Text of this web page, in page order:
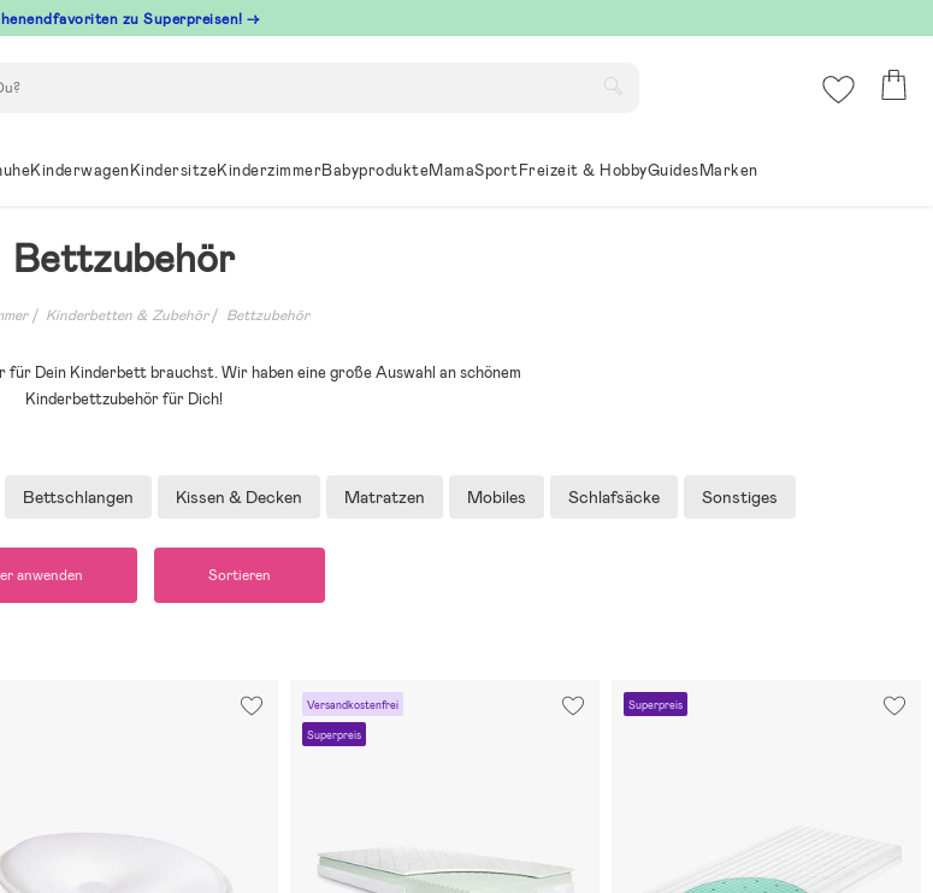
zu Superpreisen! →
KinderwagenKindersitzeKinderzimmerBabyprodukteMamaSportFreizeit & HobbyGuidesMarken
Bettzubehör
Kinderbetten & Zubehör Bettzubehör
für Dein Kinderbett brauchst. Wir haben eine große Auswahl an schönem
Kinderbettzubehör für Dich!
Bettschlangen Kissen & Decken Matratzen Mobiles Schlafsäcke Sonstiges
anwenden Sortieren
Versandkostenfrei
Superpreis
Superpreis